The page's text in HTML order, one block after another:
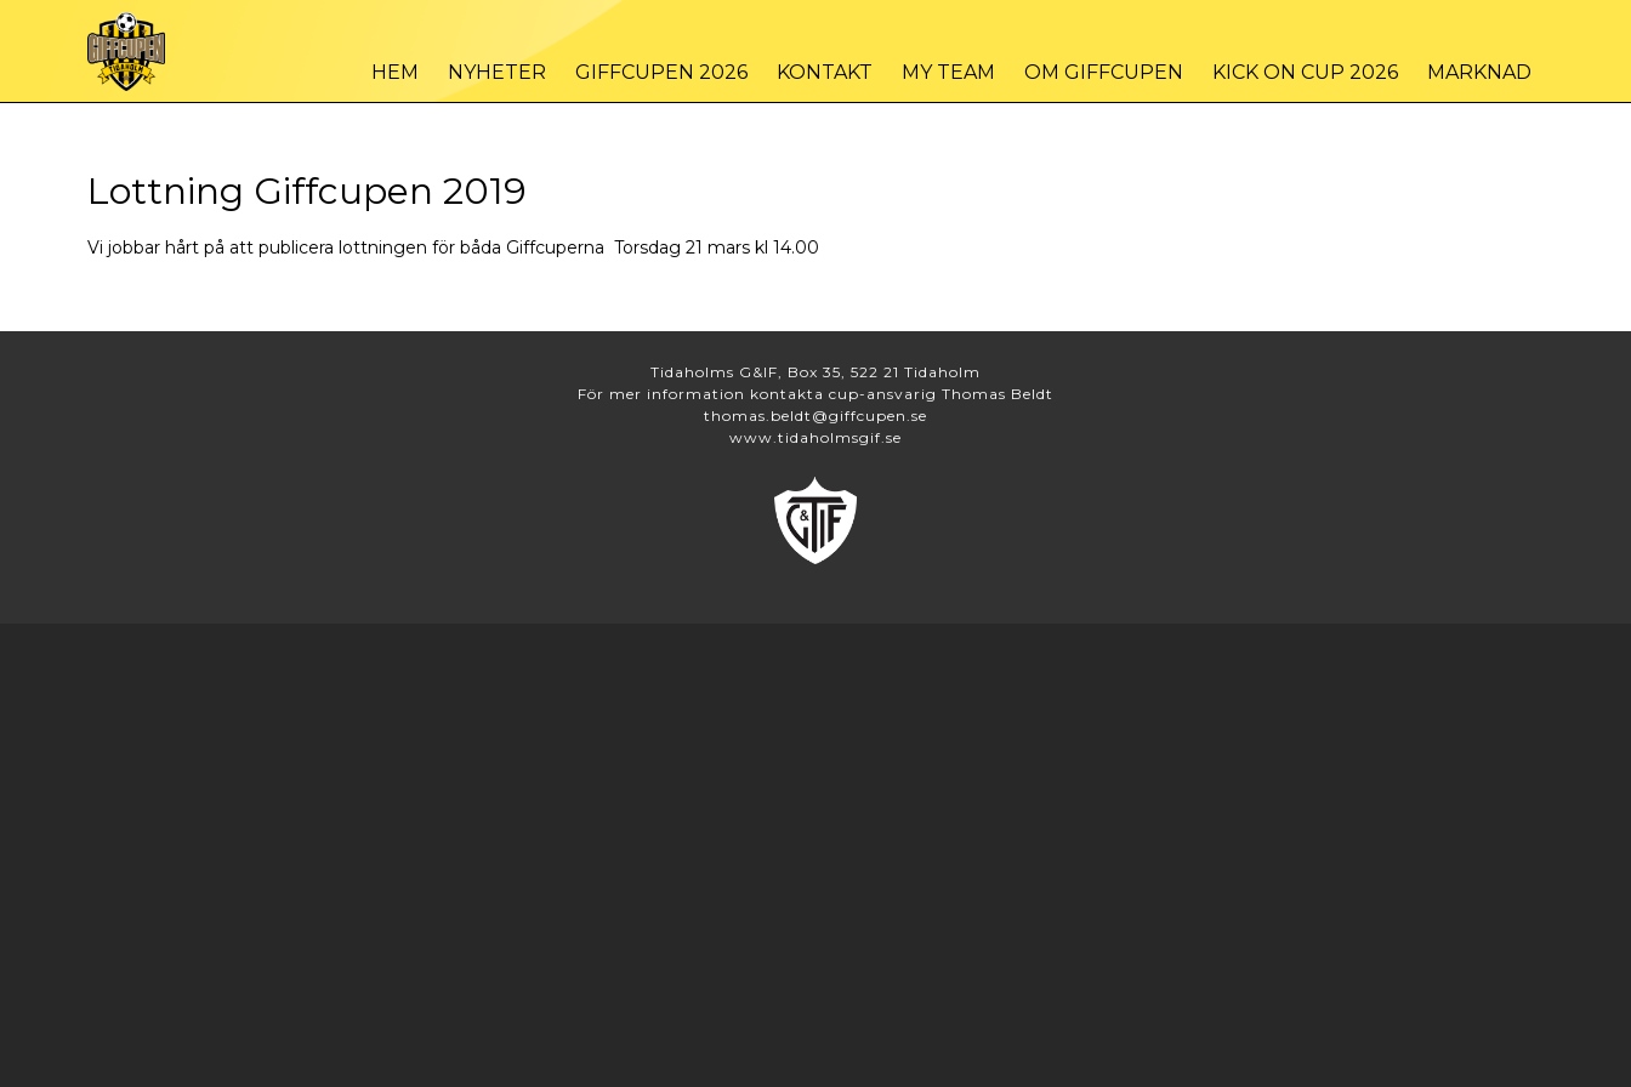
HEM NYHETER GIFFCUPEN 2026 KONTAKT MY TEAM OM GIFFCUPEN KICK ON CUP 2026 MARKNAD
Lottning Giffcupen 2019
Vi jobbar hårt på att publicera lottningen för båda Giffcuperna Torsdag 21 mars kl 14.00
Tidaholms G&IF, Box 35, 522 21 Tidaholm
För mer information kontakta cup-ansvarig Thomas Beldt
thomas.beldt@giffcupen.se
www.tidaholmsgif.se